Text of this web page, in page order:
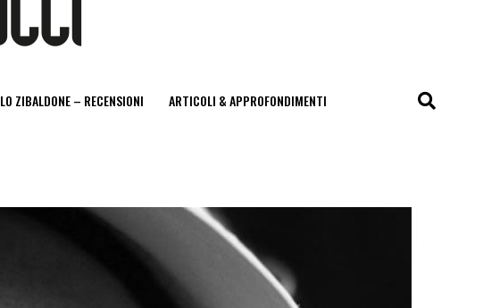
LO ZIBALDONE – RECENSIONI ARTICOLI & APPROFONDIMENTI